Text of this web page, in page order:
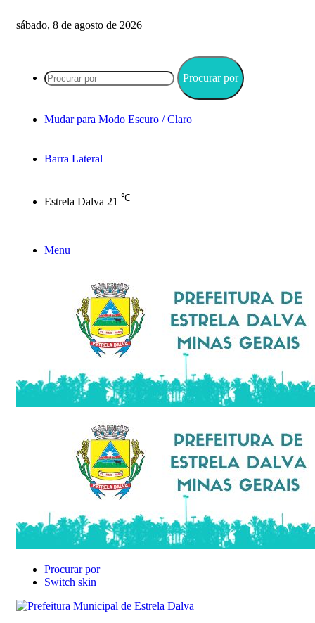
sábado, 8 de agosto de 2026
Procurar por
Mudar para Modo Escuro / Claro
Barra Lateral
Estrela Dalva 21 ℃
Menu
Procurar por
Switch skin